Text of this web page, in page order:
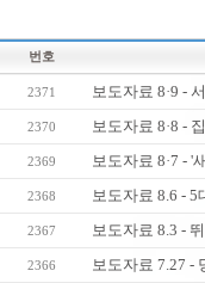
번호
2371 보도자료 8·9 -
2370 보도자료 8·8 -
2369 보도자료 8·7 - '
2368 보도자료 8.6 - 5
2367 보도자료 8.3 -
2366 보도자료 7.27 -